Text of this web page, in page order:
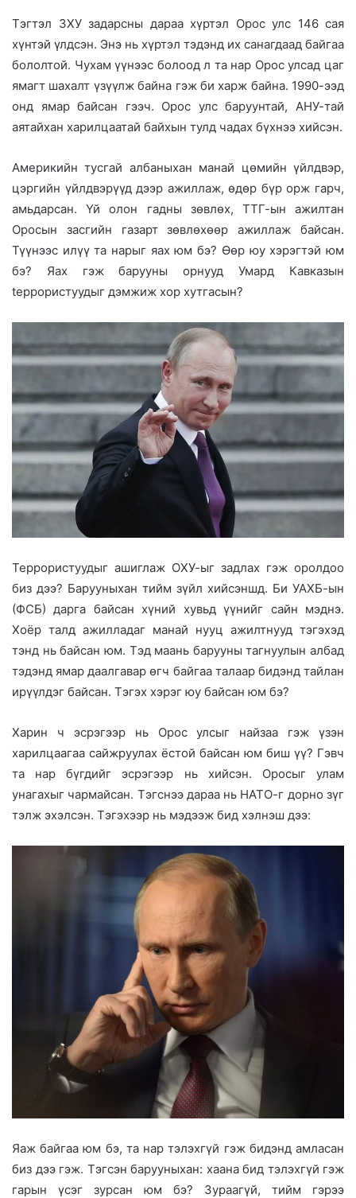
Тэгтэл ЗХУ задарсны дараа хүртэл Орос улс 146 сая
хүнтэй үлдсэн. Энэ нь хүртэл тэдэнд их санагдаад байгаа
бололтой. Чухам үүнээс болоод л та нар Орос улсад цаг
ямагт шахалт үзүүлж байна гэж би харж байна. 1990-ээд
онд ямар байсан гээч. Орос улс баруунтай, АНУ-тай
аятайхан харилцаатай байхын тулд чадах бүхнээ хийсэн.
Америкийн тусгай албаныхан манай цөмийн үйлдвэр,
цэргийн үйлдвэрүүд дээр ажиллаж, өдөр бүр орж гарч,
амьдарсан. Үй олон гадны зөвлөх, ТТГ-ын ажилтан
Оросын засгийн газарт зөвлөхөөр ажиллаж байсан.
Түүнээс илүү та нарыг яах юм бэ? Өөр юу хэрэгтэй юм
бэ? Яах гэж барууны орнууд Умард Кавказын
teppopиcтуудыг дэмжиж хор хутгасын?
Teppopиcтуудыг ашиглаж ОХУ-ыг задлах гэж оролдоо
биз дээ? Барууныхан тийм зүйл хийсэншд. Би УАХБ-ын
(ФСБ) дарга байсан хүний хувьд үүнийг сайн мэднэ.
Хоёр талд ажилладаг манай нууц ажилтнууд тэгэхэд
тэнд нь байсан юм. Тэд маань барууны тагнуулын албад
тэдэнд ямар даалгавар өгч байгаа талаар бидэнд тайлан
ирүүлдэг байсан. Тэгэх хэрэг юу байсан юм бэ?
Харин ч эсрэгээр нь Орос улсыг найзаа гэж үзэн
харилцаагаа сайжруулах ёстой байсан юм биш үү? Гэвч
та нар бүгдийг эсрэгээр нь хийсэн. Оросыг улам
унагахыг чармайсан. Тэгснээ дараа нь НАТО-г дорно зүг
тэлж эхэлсэн. Тэгэхээр нь мэдээж бид хэлнэш дээ:
Яаж байгаа юм бэ, та нар тэлэхгүй гэж бидэнд амласан
биз дээ гэж. Тэгсэн барууныхан: хаана бид тэлэхгүй гэж
гарын үсэг зурсан юм бэ? Зураагүй, тийм гэрээ